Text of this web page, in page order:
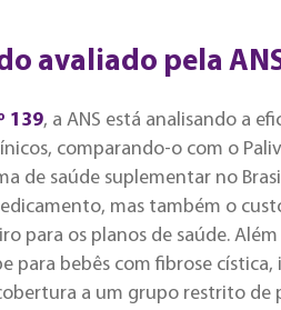
avaliado pela
139, a ANS está analisando a
comparando-o com o
de saúde suplementar no
mas também o
para os planos de saúde.
para bebês com fibrose
a um grupo restrito de